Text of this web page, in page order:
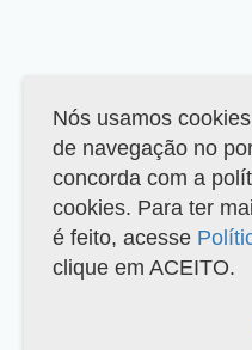
Nós usamos
de navegação no
concorda com a
cookies. Para ter
é feito, acesse
clique em ACEITO.